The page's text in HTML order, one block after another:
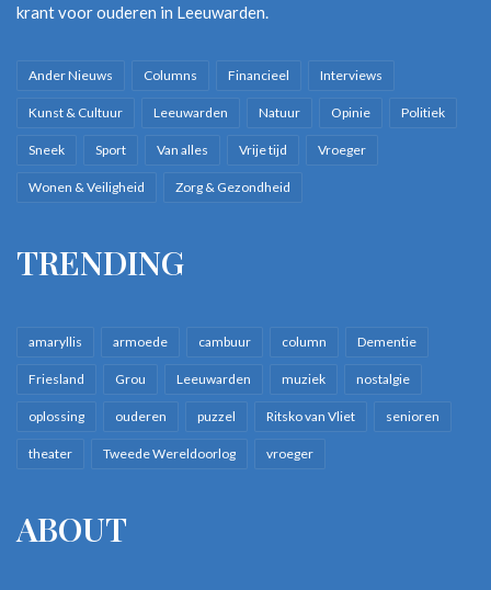
krant voor ouderen in Leeuwarden.
Ander Nieuws Columns Financieel Interviews
Kunst & Cultuur Leeuwarden Natuur Opinie Politiek
Sneek Sport Van alles Vrije tijd Vroeger
Wonen & Veiligheid Zorg & Gezondheid
TRENDING
amaryllis armoede cambuur column Dementie
Friesland Grou Leeuwarden muziek nostalgie
oplossing ouderen puzzel Ritsko van Vliet senioren
theater Tweede Wereldoorlog vroeger
ABOUT